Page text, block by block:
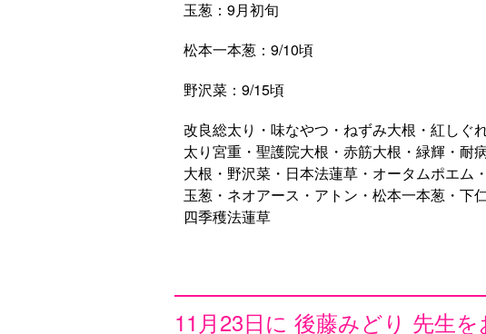
玉葱：9月初旬
松本一本葱：9/10頃
野沢菜：9/15頃
改良総太り・味なやつ・ねずみ大根・紅しぐ
太り宮重・聖護院大根・赤筋大根・緑輝・耐
大根・野沢菜・日本法蓮草・オータムポエム
玉葱・ネオアース・アトン・松本一本葱・下
四季穫法蓮草
11月23日に 後藤みどり 先生